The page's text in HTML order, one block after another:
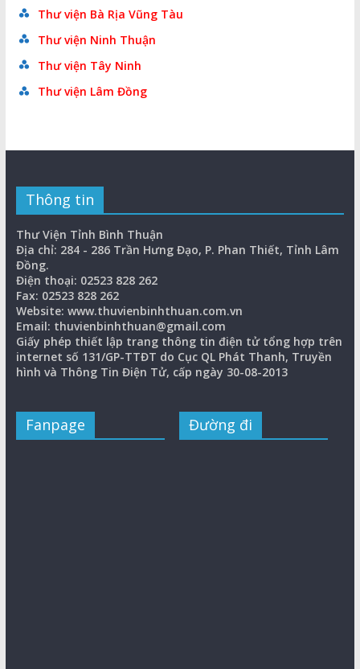
Thư viện Bà Rịa Vũng Tàu
Thư viện Ninh Thuận
Thư viện Tây Ninh
Thư viện Lâm Đồng
Thông tin
Thư Viện Tỉnh Bình Thuận
Địa chỉ: 284 - 286 Trần Hưng Đạo, P. Phan Thiết, Tỉnh Lâm
Đồng.
Điện thoại: 02523 828 262
Fax: 02523 828 262
Website: www.thuvienbinhthuan.com.vn
Email: thuvienbinhthuan@gmail.com
Giấy phép thiết lập trang thông tin điện tử tổng hợp trên
internet số 131/GP-TTĐT do Cục QL Phát Thanh, Truyền
hình và Thông Tin Điện Tử, cấp ngày 30-08-2013
Fanpage Đường đi